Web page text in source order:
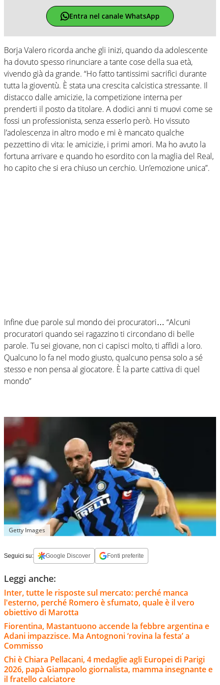
Entra nel canale WhatsApp
Borja Valero ricorda anche gli inizi, quando da adolescente
ha dovuto spesso rinunciare a tante cose della sua età,
vivendo già da grande. “Ho fatto tantissimi sacrifici durante
tutta la gioventù. È stata una crescita calcistica stressante. Il
distacco dalle amicizie, la competizione interna per
prenderti il posto da titolare. A dodici anni ti muovi come se
fossi un professionista, senza esserlo però. Ho vissuto
l’adolescenza in altro modo e mi è mancato qualche
pezzettino di vita: le amicizie, i primi amori. Ma ho avuto la
fortuna arrivare e quando ho esordito con la maglia del Real,
ho capito che si era chiuso un cerchio. Un’emozione unica”.
Infine due parole sul mondo dei procuratori… “Alcuni
procuratori quando sei ragazzino ti circondano di belle
parole. Tu sei giovane, non ci capisci molto, ti affidi a loro.
Qualcuno lo fa nel modo giusto, qualcuno pensa solo a sé
stesso e non pensa al giocatore. È la parte cattiva di quel
mondo”
Getty Images
Seguici su: Google Discover Fonti preferite
Leggi anche:
Inter, tutte le risposte sul mercato: perché manca
l'esterno, perché Romero è sfumato, quale è il vero
obiettivo di Marotta
Fiorentina, Mastantuono accende la febbre argentina e
Adani impazzisce. Ma Antognoni ‘rovina la festa’ a
Commisso
Chi è Chiara Pellacani, 4 medaglie agli Europei di Parigi
2026, papà Giampaolo giornalista, mamma insegnante e
il fratello calciatore